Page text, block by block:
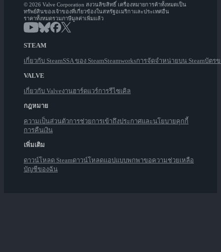
© 2026 Valve Corporation สงวนลิขสิทธิ์ เครื่องหมายการค้าทั้งหมดเป็น
ทรัพย์สินของเจ้าของที่เกี่ยวข้องในสหรัฐอเมริกาและประเทศอื่น
ราคาทั้งหมดรวมภาษีมูลค่าเพิ่มแล้ว
STEAM
เกี่ยวกับ SteamSSA ของ SteamSteamworksการจัดจำหน่ายบน Steamบัตร
VALVE
เกี่ยวกับ Valveงานฮาร์ดแวร์การรีไซเคิล
กฎหมาย
ความเป็นส่วนตัวการช่วยการเข้าถึงประกาศและนโยบายคุกกี้
การคืนเงิน
เพิ่มเติม
ดาวน์โหลด Steamดาวน์โหลดแอปแบบพกพาขอความช่วยเหลือ
บัญชีของฉัน